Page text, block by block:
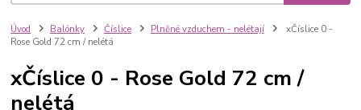
Úvod Balónky Číslice Plněné vzduchem - nelétají
xČíslice 0 -
Rose Gold 72 cm / nelétá
xČíslice 0 - Rose Gold 72 cm /
nelétá